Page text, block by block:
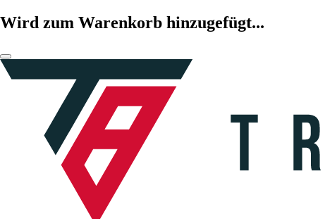
Wird zum Warenkorb hinzugefügt...